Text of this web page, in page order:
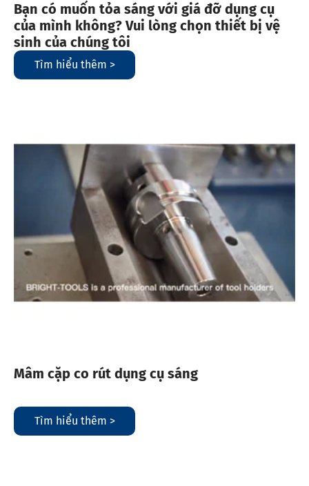
Bạn có muốn tỏa sáng với giá đỡ dụng cụ
của mình không? Vui lòng chọn thiết bị vệ
sinh của chúng tôi
Tìm hiểu thêm >
Mâm cặp co rút dụng cụ sáng
Tìm hiểu thêm >